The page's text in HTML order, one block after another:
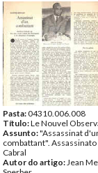
revolucionária sob a sua
auxílios monetários,
da Itália, Dinamarca, e
escandinavos; - Rádio
A eventualidade de um
(é referido Craveiro
ocidentais que poderia
Apoio aos exilados; -
Humberto Delgado e
Galvão.
Remetente:Mário
Destinatário:Fernando
Santos, Francisco Ramos
Manuel Tito de Morais
Data:Segunda, 28 de
Fundo:
Tipo Documental:
Pasta:04310.006.008
Título:Le Nouvel
Assunto:"Assassinat
combattant".
Cabral
Autor do artigo:Jean